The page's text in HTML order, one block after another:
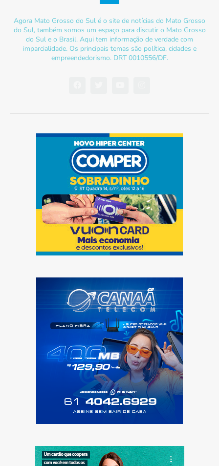
Agora Mato Grosso do Sul é o site de notícias do Mato Grosso
do Sul, também somos um espaço para discutir o Mato Grosso
do Sul e o Brasil. Aqui tem informação de verdade com
imparcialidade. Os principais temas são política, cidades e
empreendedorismo. DRT 0010556/DF.